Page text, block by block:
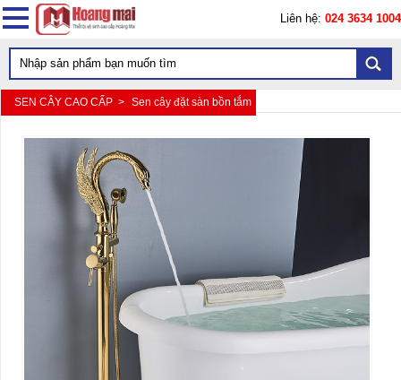
Liên hệ: 024 3634 1004
SEN CÂY CAO CẤP > Sen cây đặt sàn bồn tắm